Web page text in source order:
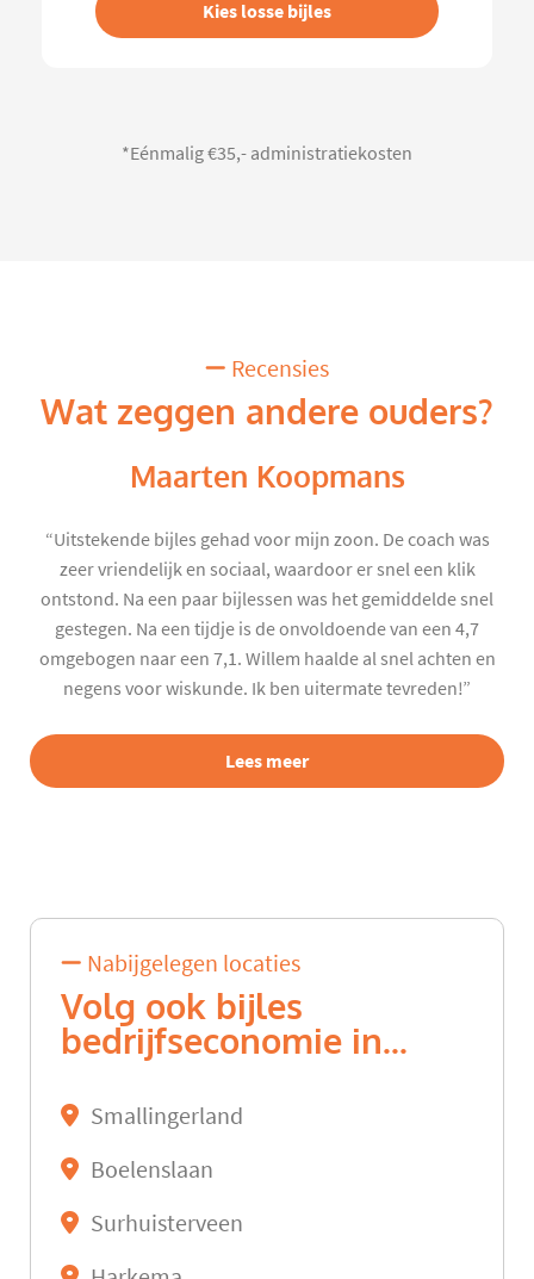
Kies losse bijles
*Eénmalig €35,- administratiekosten
Recensies
Wat zeggen andere ouders?
Maarten Koopmans
“Uitstekende bijles gehad voor mijn zoon. De coach was
zeer vriendelijk en sociaal, waardoor er snel een klik
ontstond. Na een paar bijlessen was het gemiddelde snel
gestegen. Na een tijdje is de onvoldoende van een 4,7
omgebogen naar een 7,1. Willem haalde al snel achten en
negens voor wiskunde. Ik ben uitermate tevreden!”
Lees meer
Nabijgelegen locaties
Volg ook bijles
bedrijfseconomie in...
Smallingerland
Boelenslaan
Surhuisterveen